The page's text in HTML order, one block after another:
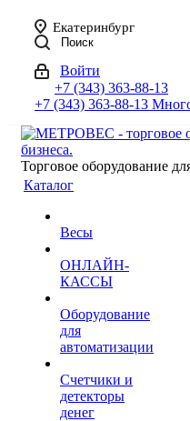
Екатеринбург
Поиск
Войти
+7 (343) 363-88-13
+7 (343) 363-88-13
Торговое оборудование
Каталог
Весы
ОНЛАЙН-
КАССЫ
Оборудование
для
автоматизации
Счетчики и
детекторы
денег